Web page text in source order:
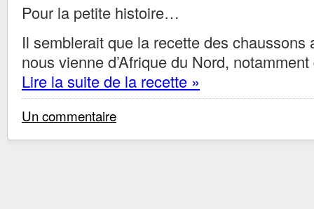
Pour la petite histoire…
Il semblerait que la recette des chaussons
nous vienne d’Afrique du Nord,
Lire la suite de la recette »
Un commentaire